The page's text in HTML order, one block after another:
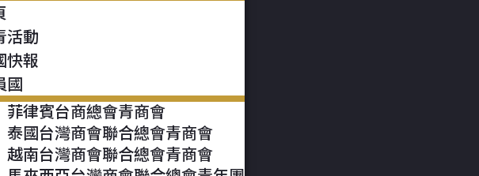
活動
快報
國
菲律賓台商總會青商會
泰國台灣商會聯合總會青商會
越南台灣商會聯合總會青商會